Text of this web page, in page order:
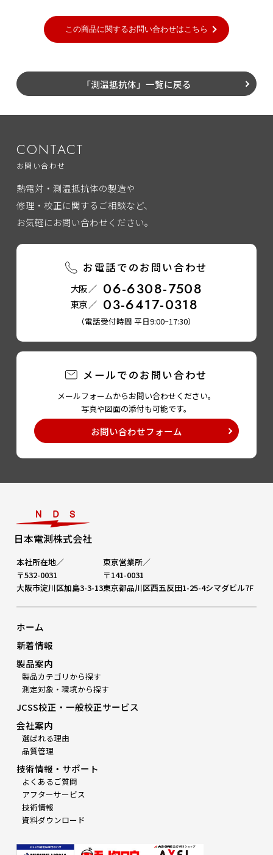
「測温抵抗体」一覧に戻る
CONTACT
お問い合わせ
熱電対・測温抵抗体の製造や
修理・校正に関するご相談など、
お気軽にお問い合わせください。
お電話でのお問い合わせ
大阪 ／ 06-6308-7508
東京 ／ 03-6417-0318
（電話受付時間 平日9:00~17:30）
メールでのお問い合わせ
メールフォームからお問い合わせください。
写真や図面の添付も可能です。
お問い合わせフォーム
日本電測株式会社
本社所在地／
〒532-0031
大阪市淀川区加島3-3-13
東京営業所／
〒141-0031
東京都品川区西五反田1-25-4シマダビル7F
ホーム
新着情報
製品案内
製品カテゴリから探す
測定対象・環境から探す
JCSS校正・一般校正サービス
会社案内
選ばれる理由
品質管理
技術情報・サポート
よくあるご質問
アフターサービス
技術情報
資料ダウンロード